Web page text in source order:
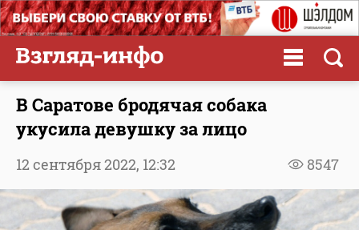
В Саратове бродячая собака
укусила девушку за лицо
8547
12 сентября 2022, 12:32